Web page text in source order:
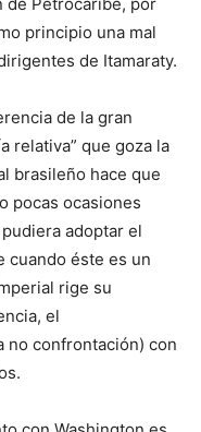
principio una mal
de Itamaraty.
de la gran
relativa” que goza la
brasileño hace que
pocas ocasiones
adoptar el
cuando éste es un
rige su
el
no confrontación) con